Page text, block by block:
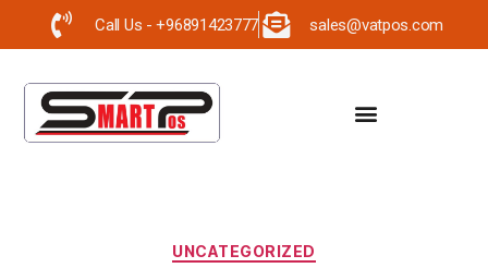
Call Us - +96891423777 sales@vatpos.com
UNCATEGORIZED